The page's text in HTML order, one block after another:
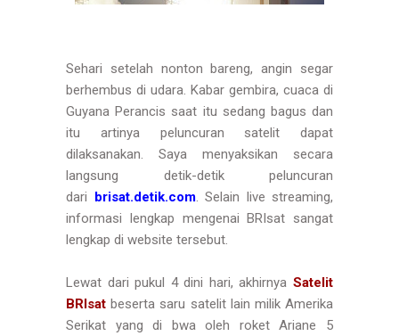
Sehari setelah nonton bareng, angin segar
berhembus di udara. Kabar gembira, cuaca di
Guyana Perancis saat itu sedang bagus dan
itu artinya peluncuran satelit dapat
dilaksanakan. Saya menyaksikan secara
langsung detik-detik peluncuran
dari brisat.detik.com. Selain live streaming,
informasi lengkap mengenai BRIsat sangat
lengkap di website tersebut.
Lewat dari pukul 4 dini hari, akhirnya Satelit
BRIsat beserta saru satelit lain milik Amerika
Serikat yang di bwa oleh roket Ariane 5